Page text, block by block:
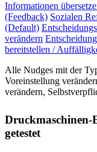
Informationen
(Feedback) Sozialen
(Default)
verändern
bereitstellen /
Alle Nudges mit der
Voreinstellung
verändern,
Druckmaschinen-
getestet